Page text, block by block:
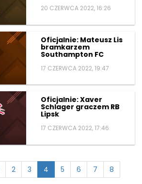
20 CZERWCA 2022, 16:26
Oficjalnie: Mateusz Lis
bramkarzem
Southampton FC
17 CZERWCA 2022, 19:47
Oficjalnie: Xaver
Schlager graczem RB
Lipsk
17 CZERWCA 2022, 17:46
2 3 4 5 6 7
8